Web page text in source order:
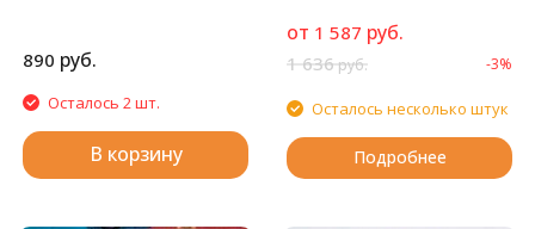
890 руб.
Осталось 2 шт.
В корзину
от 1 587 руб.
1 636руб. -3%
Осталось несколько штук
Подробнее